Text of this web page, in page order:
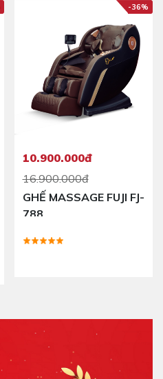
-36%
10.900.000đ
16.900.000đ
GHẾ MASSAGE FUJI FJ-
788